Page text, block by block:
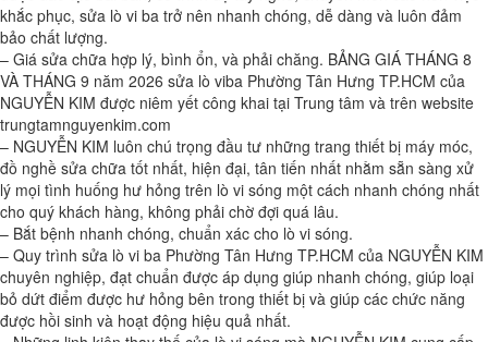
khắc phục, sửa lò vi ba trở nên nhanh chóng, dễ dàng và luôn đảm
bảo chất lượng.
– Giá sửa chữa hợp lý, bình ổn, và phải chăng. BẢNG GIÁ THÁNG 8
VÀ THÁNG 9 năm 2026 sửa lò viba Phường Tân Hưng TP.HCM của
NGUYỄN KIM được niêm yết công khai tại Trung tâm và trên website
trungtamnguyenkim.com
– NGUYỄN KIM luôn chú trọng đầu tư những trang thiết bị máy móc,
đồ nghề sửa chữa tốt nhất, hiện đại, tân tiến nhất nhằm sẵn sàng xử
lý mọi tình huống hư hỏng trên lò vi sóng một cách nhanh chóng nhất
cho quý khách hàng, không phải chờ đợi quá lâu.
– Bắt bệnh nhanh chóng, chuẩn xác cho lò vi sóng.
– Quy trình sửa lò vi ba Phường Tân Hưng TP.HCM của NGUYỄN KIM
chuyên nghiệp, đạt chuẩn được áp dụng giúp nhanh chóng, giúp loại
bỏ dứt điểm được hư hỏng bên trong thiết bị và giúp các chức năng
được hồi sinh và hoạt động hiệu quả nhất.